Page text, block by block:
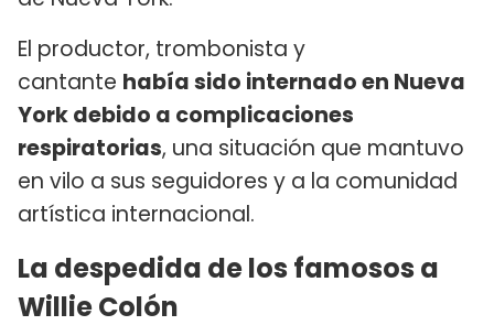
El productor, trombonista y
cantante había sido internado en Nueva
York debido a complicaciones
respiratorias, una situación que mantuvo
en vilo a sus seguidores y a la comunidad
artística internacional.
La despedida de los famosos a
Willie Colón